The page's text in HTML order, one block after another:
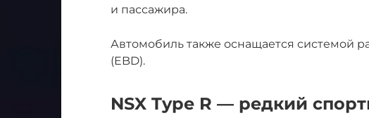
и пассажира.
Автомобиль также оснащается системой
(EBD).
NSX Type R — редкий